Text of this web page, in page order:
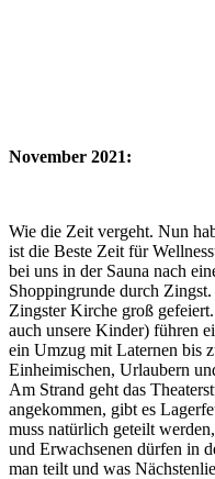
November 2021:
Wie die Zeit vergeht. Nun
ist die Beste Zeit für
bei uns in der Sauna nach
Shoppingrunde durch
Zingster Kirche groß
auch unsere Kinder) führen
ein Umzug mit Laternen bis
Einheimischen, Urlaubern
Am Strand geht das
angekommen, gibt es
muss natürlich geteilt
und Erwachsenen dürfen in
man teilt und was